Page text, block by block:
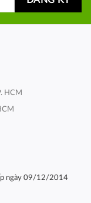
HCM
ngày 09/12/2014